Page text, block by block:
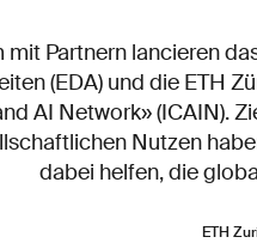
mit Partnern lancieren
(EDA) und die ETH
AI Network» (ICAIN).
Nutzen
dabei helfen, die
ETH